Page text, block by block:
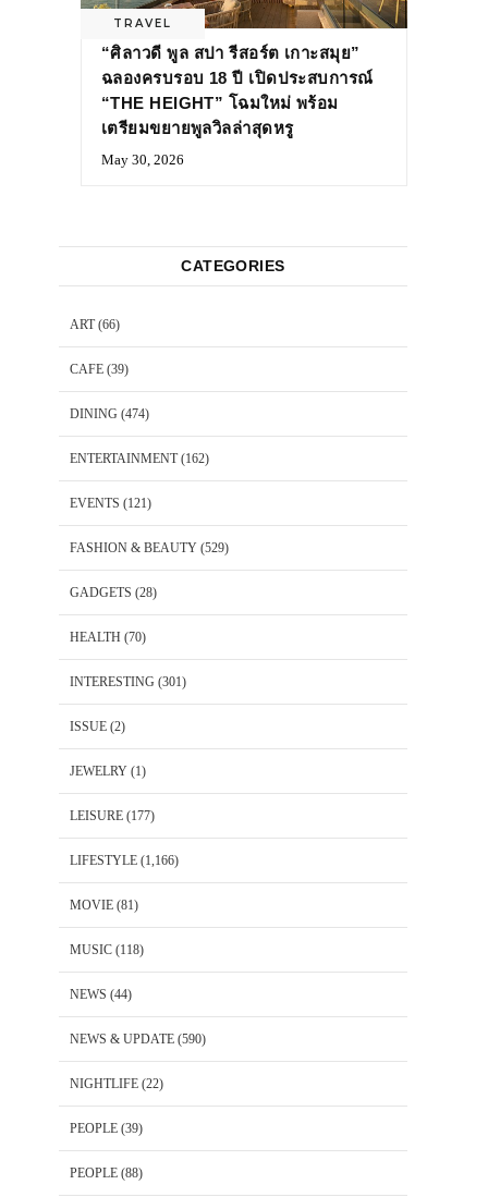
TRAVEL
“ศิลาวดี พูล สปา รีสอร์ต เกาะสมุย”
ฉลองครบรอบ 18 ปี เปิดประสบการณ์
“THE HEIGHT” โฉมใหม่ พร้อม
เตรียมขยายพูลวิลล่าสุดหรู
May 30, 2026
CATEGORIES
ART(66)
CAFE (39)
DINING (474)
ENTERTAINMENT(162)
EVENTS (121)
FASHION & BEAUTY (529)
GADGETS (28)
HEALTH (70)
INTERESTING (301)
ISSUE (2)
JEWELRY (1)
LEISURE (177)
LIFESTYLE (1,166)
MOVIE (81)
MUSIC (118)
NEWS (44)
NEWS & UPDATE (590)
NIGHTLIFE (22)
PEOPLE (39)
PEOPLE (88)